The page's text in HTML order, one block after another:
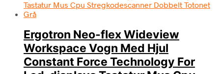
Ergotron Neo-flex Wideview
Workspace Vogn Med Hjul
Constant Force Technology For